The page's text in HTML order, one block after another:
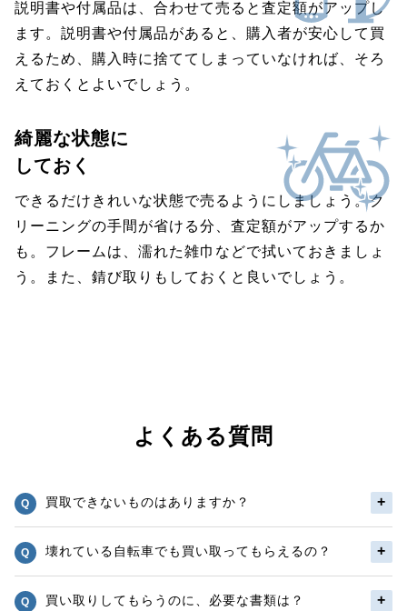
説明書や付属品は、合わせて売ると査定額がアップし
ます。説明書や付属品があると、購入者が安心して買
えるため、購入時に捨ててしまっていなければ、そろ
えておくとよいでしょう。
綺麗な状態に
しておく
できるだけきれいな状態で売るようにしましょう。ク
リーニングの手間が省ける分、査定額がアップするか
も。フレームは、濡れた雑巾などで拭いておきましょ
う。また、錆び取りもしておくと良いでしょう。
よくある質問
買取できないものはありますか？
壊れている自転車でも買い取ってもらえるの？
買い取りしてもらうのに、必要な書類は？